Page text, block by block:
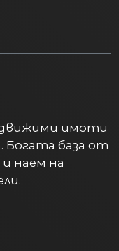
имоти
Богата база от
наем на